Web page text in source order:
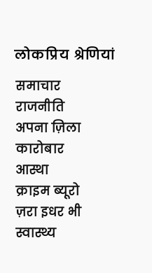
लोकप्रिय श्रेणियां
समाचार
राजनीति
अपना ज़िला
कारोबार
आस्था
क्राइम ब्यूरो
ज़रा इधर भी
स्वास्थ्य